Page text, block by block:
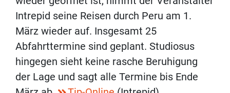
Intrepid seine Reisen durch Peru am 1.
März wieder auf. Insgesamt 25
Abfahrttermine sind geplant. Studiosus
hingegen sieht keine rasche Beruhigung
der Lage und sagt alle Termine bis Ende